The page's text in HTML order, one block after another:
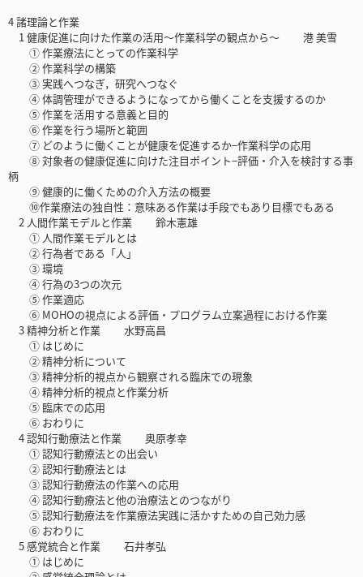
4 諸理論と作業
1 健康促進に向けた作業の活用〜作業科学の観点から〜 港 美雪
① 作業療法にとっての作業科学
② 作業科学の構築
③ 実践へつなぎ，研究へつなぐ
④ 体調管理ができるようになってから働くことを支援するのか
⑤ 作業を活用する意義と目的
⑥ 作業を行う場所と範囲
⑦ どのように働くことが健康を促進するか−作業科学の応用
⑧ 対象者の健康促進に向けた注目ポイント−評価・介入を検討する事
柄
⑨ 健康的に働くための介入方法の概要
⑩作業療法の独自性：意味ある作業は手段でもあり目標でもある
2 人間作業モデルと作業 鈴木憲雄
① 人間作業モデルとは
② 行為者である「人」
③ 環境
④ 行為の3つの次元
⑤ 作業適応
⑥ MOHOの視点による評価・プログラム立案過程における作業
3 精神分析と作業 水野高昌
① はじめに
② 精神分析について
③ 精神分析的視点から観察される臨床での現象
④ 精神分析的視点と作業分析
⑤ 臨床での応用
⑥ おわりに
4 認知行動療法と作業 奥原孝幸
① 認知行動療法との出会い
② 認知行動療法とは
③ 認知行動療法の作業への応用
④ 認知行動療法と他の治療法とのつながり
⑤ 認知行動療法を作業療法実践に活かすための自己効力感
⑥ おわりに
5 感覚統合と作業 石井孝弘
① はじめに